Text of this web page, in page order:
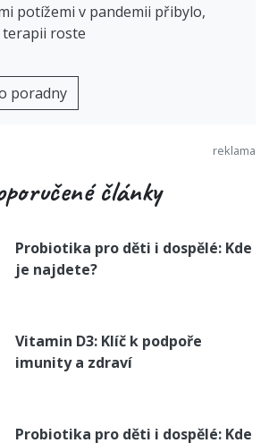
potížemi v pandemii přibylo,
terapii roste
poradny
články
Probiotika pro děti i dospělé: Kde
je najdete?
Vitamin D3: Klíč k podpoře
imunity a zdraví
Probiotika pro děti i dospělé: Kde